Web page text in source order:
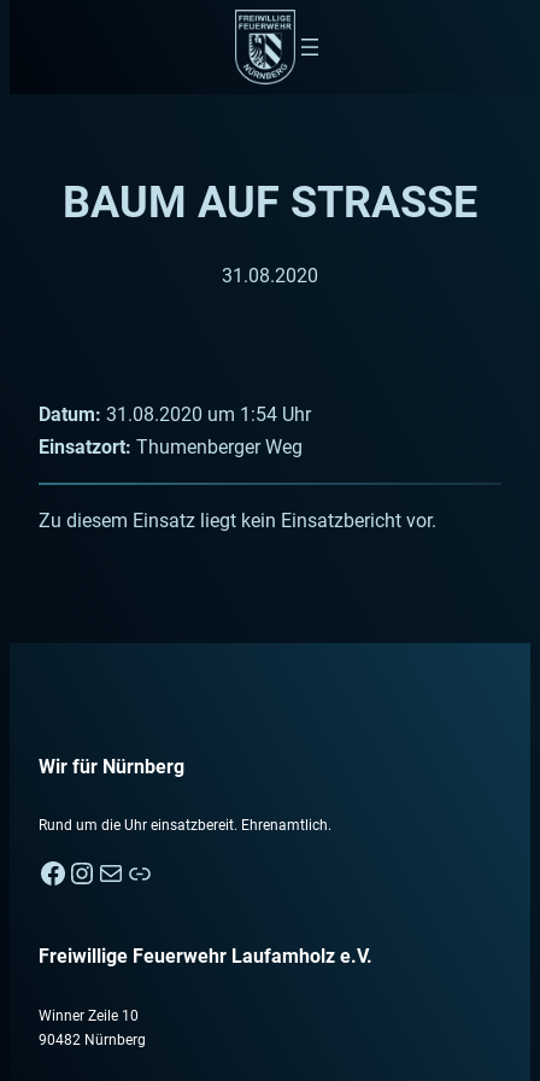
BAUM AUF STRASSE
31.08.2020
Datum: 31.08.2020 um 1:54 Uhr
Einsatzort: Thumenberger Weg
Zu diesem Einsatz liegt kein Einsatzbericht vor.
Wir für Nürnberg
Rund um die Uhr einsatzbereit. Ehrenamtlich.
Facebook Instagram E-Mail Nebenan
Freiwillige Feuerwehr Laufamholz e.V.
Winner Zeile 10
90482 Nürnberg